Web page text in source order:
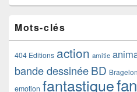
Mots-clés
404 Editions action amitie
bande dessinéeBD
emotion fantastique